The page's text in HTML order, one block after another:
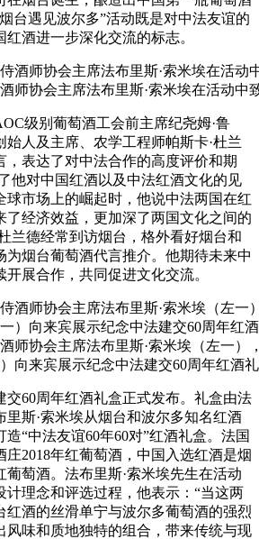
台遇见波尔多”活动既是对中法友谊的
酒进一步深化交流的标志。
师协会主席法布里斯·索米埃在活动中
级别葡萄酒工会前主席纪尧姆·鲁
人及主席、农学工程师帕斯卡·杜兰
，表达了对中法合作的高度评价和期
他对中国红酒以及中法红酒文化的见
球市场上的崛起时，他说中法两国在红
了经济效益，更加深了两国文化之间的
兰德经常到访烟台，格外看好烟台和
为烟台葡萄酒代言推介。他期待未来中
展合作，共同促进文化交流。
师协会主席法布里斯·索米埃（左一
向来宾展示纪念中法建交60周年红酒
交60周年红酒礼盒正式发布。礼盒由法
里斯·索米埃从烟台和波尔多知名红酒
“中法友谊60年60对”红酒礼盒。法国
庄2018年红葡萄酒，中国入选红酒是烟
葡萄酒。法布里斯·索米埃先生在活动
计理念和评选过程，他表示：“当这两
红酒的丝滑单宁与波尔多葡萄酒的强烈
风味和质地独特的组合，带来传统与现